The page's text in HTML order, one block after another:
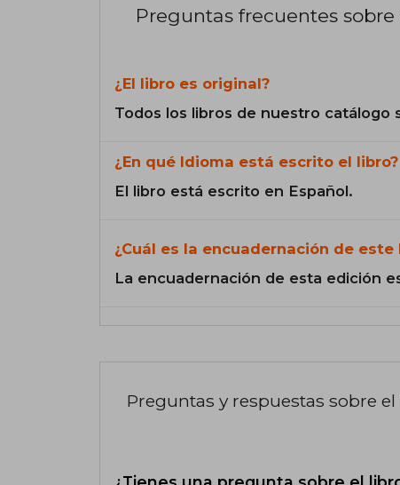
Preguntas frecuentes
¿El libro es original?
Todos los libros de nuestro catálogo
¿En qué Idioma está escrito el libro?
El libro está escrito en Español.
¿Cuál es la encuadernación de este
La encuadernación de esta edición
Preguntas y respuestas sobre